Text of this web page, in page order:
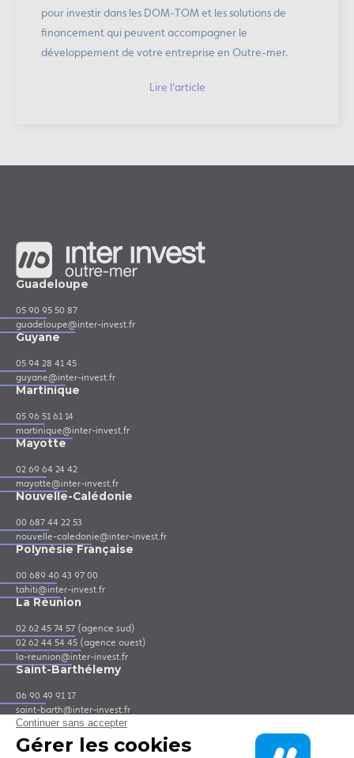
pour investir dans les DOM-TOM et les solutions de
financement qui peuvent accompagner le
développement de votre entreprise en Outre-mer.
Lire l'article
Guadeloupe
05 90 95 50 87
guadeloupe@inter-invest.fr
Guyane
05 94 28 41 45
guyane@inter-invest.fr
Martinique
05 96 51 61 14
martinique@inter-invest.fr
Mayotte
02 69 64 24 42
mayotte@inter-invest.fr
Nouvelle-Calédonie
00 687 44 22 53
nouvelle-caledonie@inter-invest.fr
Polynésie Française
00 689 40 43 97 00
tahiti@inter-invest.fr
La Réunion
02 62 45 74 57 (agence sud)
02 62 44 54 45 (agence ouest)
la-reunion@inter-invest.fr
Saint-Barthélemy
06 90 49 91 17
saint-barth@inter-invest.fr
Saint-Martin
06 90 41 64 55